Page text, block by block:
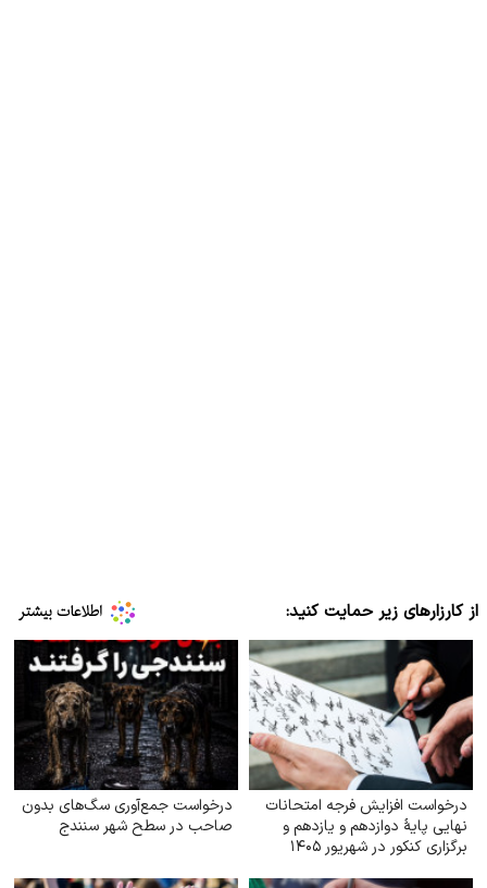
از کارزارهای زیر حمایت کنید:
درخواست افزایش فرجه امتحانات
نهایی پایهٔ دوازدهم و یازدهم و
برگزاری کنکور در شهریور ۱۴۰۵
درخواست جمع‌آوری سگ‌های بدون
صاحب در سطح شهر سنندج